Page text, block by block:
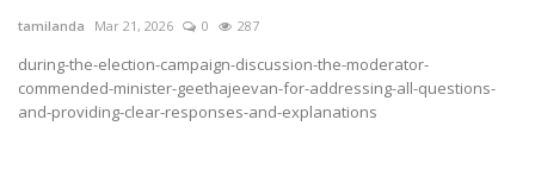
tamilanda Mar 21, 2026 0 287
during-the-election-campaign-discussion-the-moderator-
commended-minister-geethajeevan-for-addressing-all-questions-
and-providing-clear-responses-and-explanations